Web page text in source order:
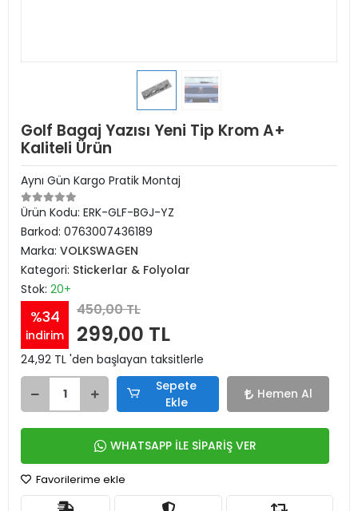
Golf Bagaj Yazısı Yeni Tip Krom A+
Kaliteli Ürün
Aynı Gün Kargo Pratik Montaj
Ürün Kodu: ERK-GLF-BGJ-YZ
Barkod: 0763007436189
Marka: VOLKSWAGEN
Kategori: Stickerlar & Folyolar
Stok: 20+
%34
indirim
450,00 TL
299,00 TL
24,92 TL 'den başlayan taksitlerle
Sepete
Ekle
Hemen Al
WHATSAPP İLE SİPARİŞ VER
Favorilerime ekle